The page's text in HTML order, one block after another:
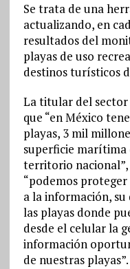
Se trata de una
actualizando, en
resultados del
playas de uso
destinos turísticos
La titular del
que “en México
playas, 3 mil
superficie marítima
territorio
“podemos proteger
a la información, su
las playas donde
desde el celular la
información
de nuestras playas”.